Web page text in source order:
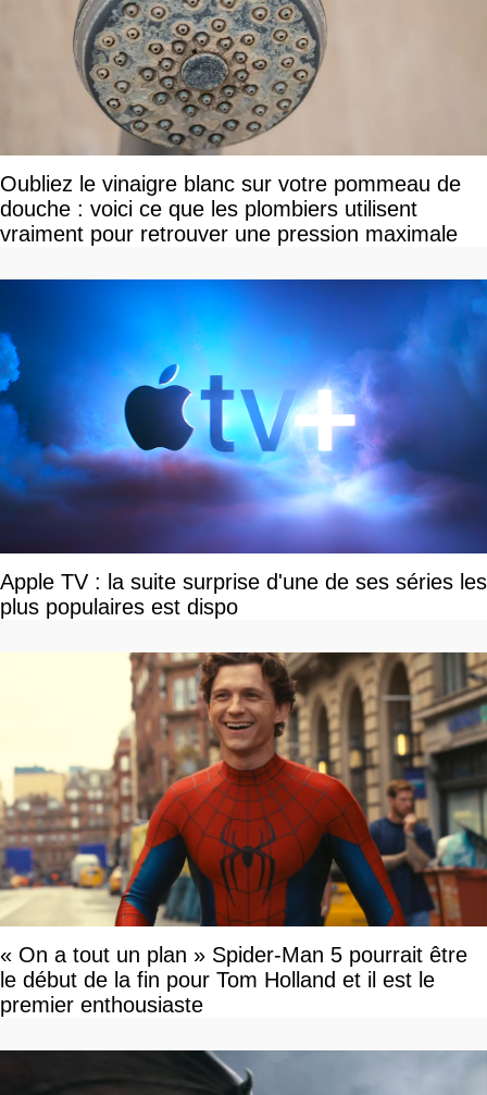
Oubliez le vinaigre blanc sur votre pommeau de
douche : voici ce que les plombiers utilisent
vraiment pour retrouver une pression maximale
Apple TV : la suite surprise d'une de ses séries les
plus populaires est dispo
« On a tout un plan » Spider-Man 5 pourrait être
le début de la fin pour Tom Holland et il est le
premier enthousiaste